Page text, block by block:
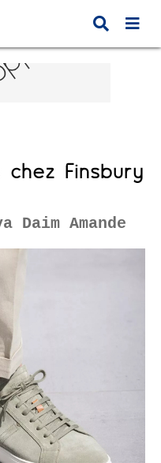
chez Finsbury
Daim Amande